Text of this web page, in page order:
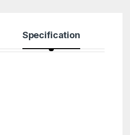
Specification